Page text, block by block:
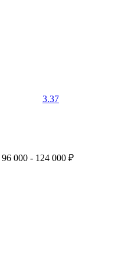
3.37
000 - 124 000 ₽